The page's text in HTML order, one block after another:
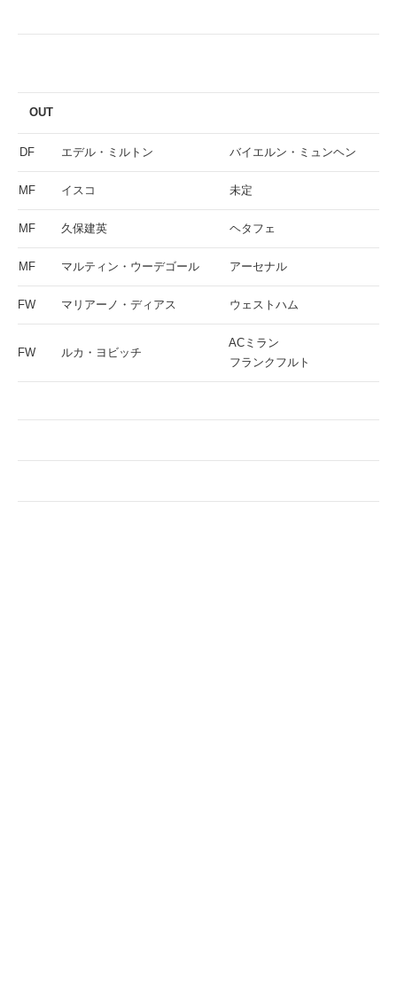
OUT
DF エデル・ミルトン バイエルン・ミュンヘン
MF イスコ 未定
MF 久保建英 ヘタフェ
MF マルティン・ウーデゴール アーセナル
FW マリアーノ・ディアス ウェストハム
FW ルカ・ヨビッチ
ACミラン
フランクフルト